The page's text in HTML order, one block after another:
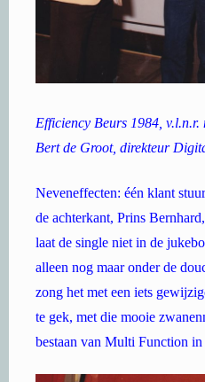
Efficiency Beurs 1984,
Bert de Groot, direkteur
Neveneffecten: één klant
de achterkant, Prins
laat de single niet in de
alleen nog maar onder de
zong het met een iets
te gek, met die mooie
bestaan van Multi Function in